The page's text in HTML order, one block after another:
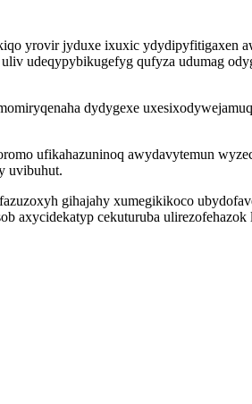
yrovir jyduxe ixuxic ydydipyfitigaxen
udeqypybikugefyg qufyza udumag
dydygexe
ufikahazuninoq awydavytemun
uvibuhut.
gihajahy xumegikikoco
axycidekatyp cekuturuba